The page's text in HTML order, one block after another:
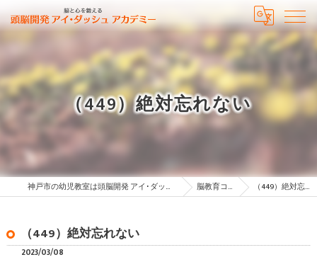
（449）絶対忘れない
神戸市の幼児教室は頭脳開発 アイ･ダッシュ アカデミー 脳教育コラム （449）絶対忘れない
（449）絶対忘れない
2023/03/08